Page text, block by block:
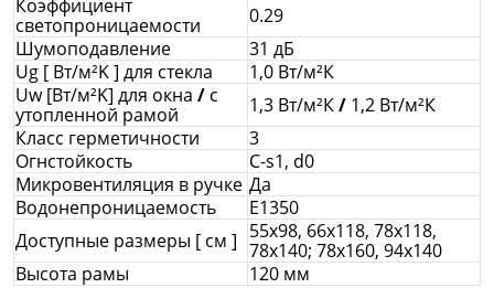
Коэффициент
светопроницаемости
0.29
Шумоподавление
31 дБ
Ug [ Вт/м²K ] для стекла
1,0 Вт/м²К
Uw [Вт/м²K] для окна / с
утопленной рамой
1,3 Вт/м²К/ 1,2 Вт/м²К
Класс герметичности
3
Огнстойкость
C-s1, d0
Микровентиляция в ручке Да
Водонепроницаемость
E1350
Доступные размеры [ см ] 55x98, 66x118, 78x118,
78х140; 78х160, 94х140
Высота рамы
120 мм